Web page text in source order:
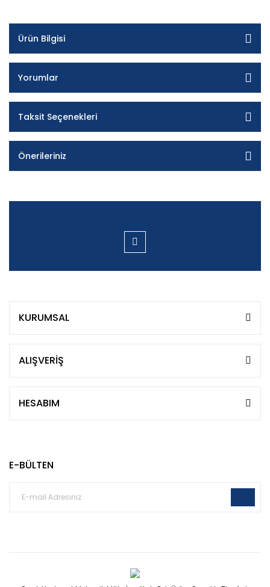
Ürün Bilgisi
Yorumlar
Taksit Seçenekleri
Önerileriniz
KURUMSAL
ALIŞVERİŞ
HESABIM
E-BÜLTEN